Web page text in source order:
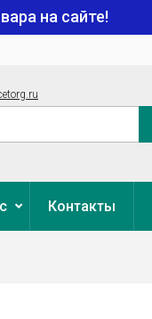
на сайте!
Контакты